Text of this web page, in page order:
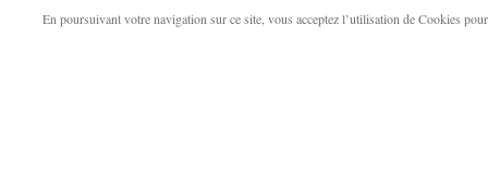
En poursuivant votre navigation sur ce site, vous acceptez l’utilisation de Cookies